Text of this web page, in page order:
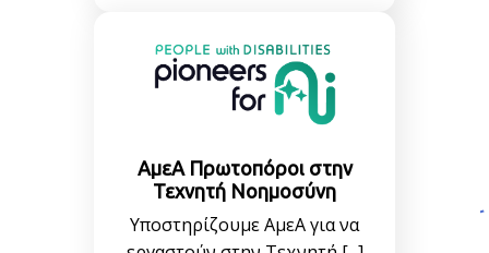
ΑμεΑ Πρωτοπόροι στην
Τεχνητή Νοημοσύνη
Υποστηρίζουμε ΑμεΑ για να